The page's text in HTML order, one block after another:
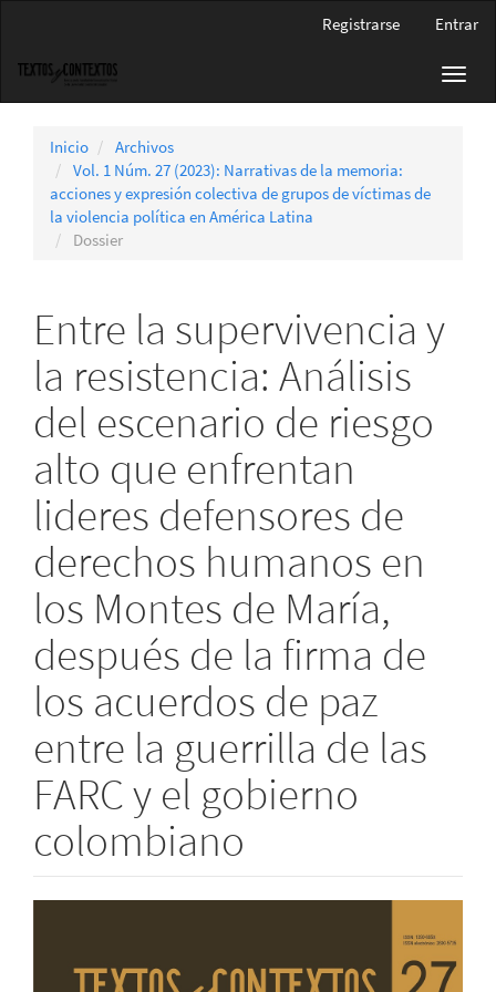
principal
Barra
Registrarse Entrar
Inicio
Archivos
Vol. 1 Núm. 27 (2023): Narrativas de la memoria:
acciones y expresión colectiva de grupos de víctimas de
la violencia política en América Latina
Dossier
Entre la supervivencia y
la resistencia: Análisis
del escenario de riesgo
alto que enfrentan
lideres defensores de
derechos humanos en
los Montes de María,
después de la firma de
los acuerdos de paz
entre la guerrilla de las
FARC y el gobierno
colombiano
lateral